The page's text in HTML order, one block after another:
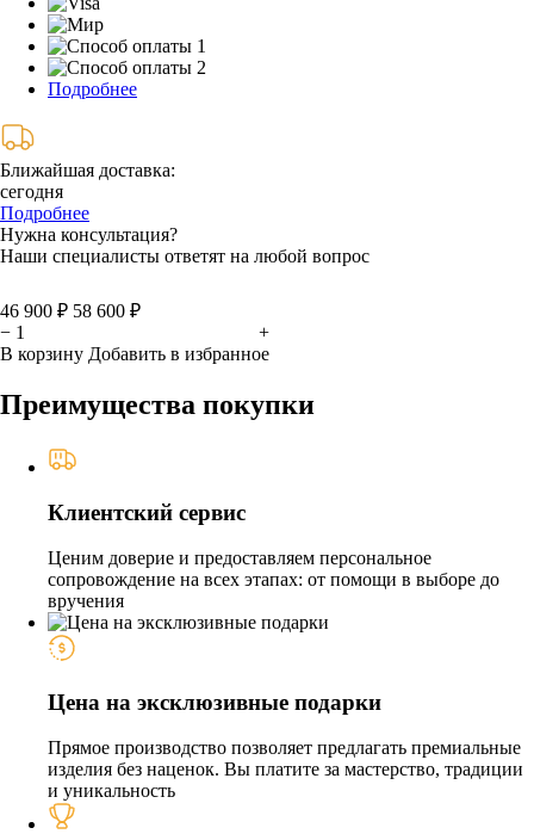
Подробнее
Ближайшая доставка:
сегодня
Подробнее
Нужна консультация?
Наши специалисты ответят на любой вопрос
46 900 ₽ 58 600 ₽
−
+
В корзину Добавить в избранное
Преимущества покупки
Клиентский сервис
Ценим доверие и предоставляем персональное
сопровождение на всех этапах: от помощи в выборе до
вручения
Цена на эксклюзивные подарки
Прямое производство позволяет предлагать премиальные
изделия без наценок. Вы платите за мастерство, традиции
и уникальность